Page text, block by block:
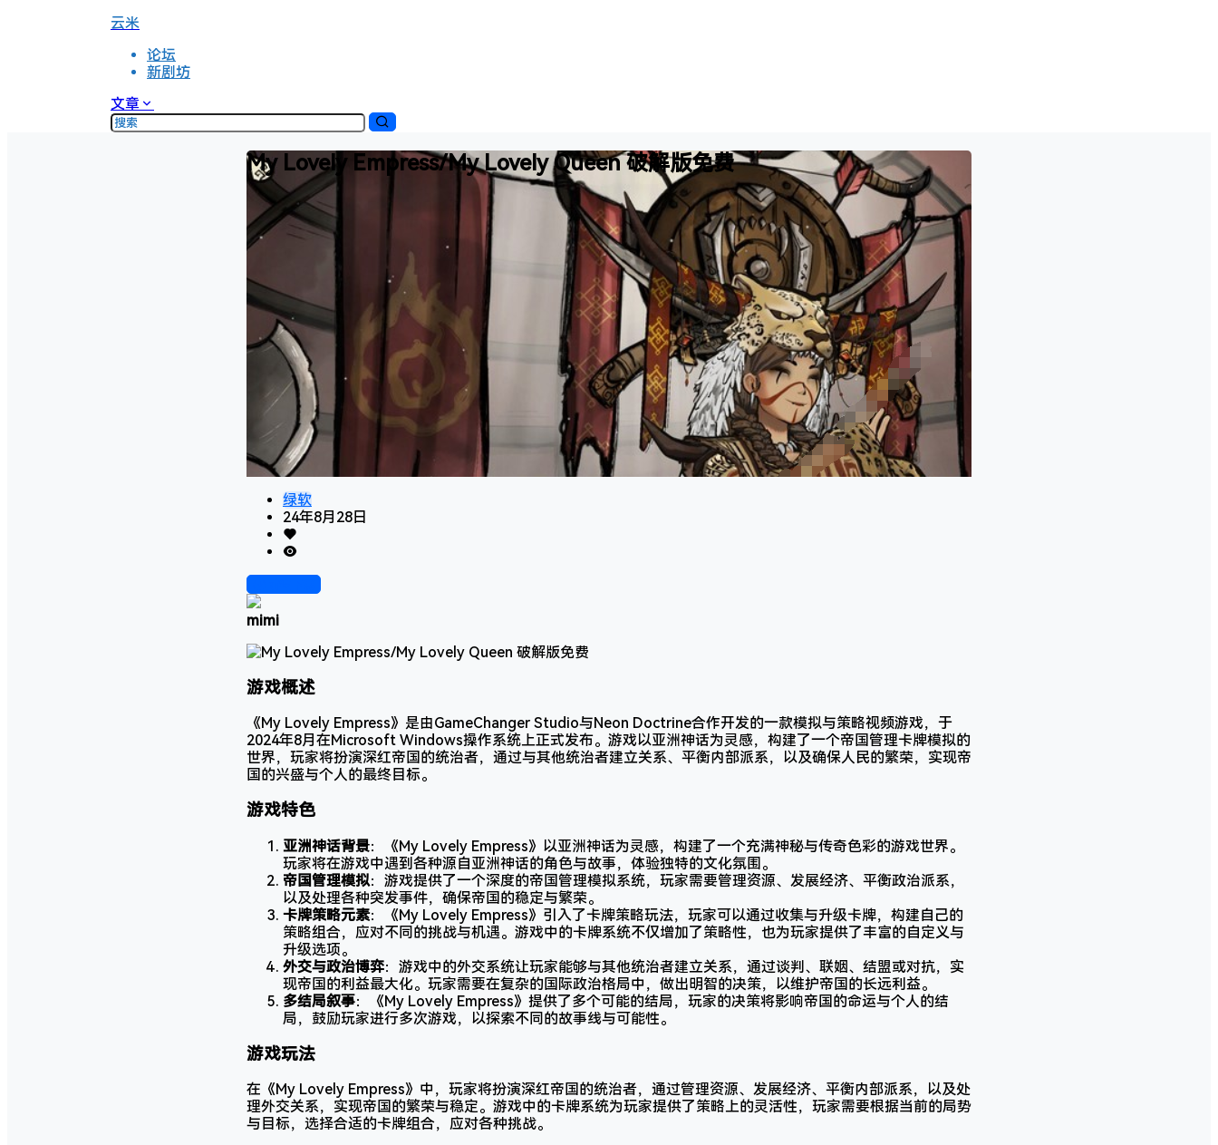
云米
论坛
新剧坊
文章
My Lovely Empress/My Lovely Queen 破解版免费
绿软
24年8月28日
mimi
游戏概述
《My Lovely Empress》是由GameChanger Studio与Neon Doctrine合作开发的一款模拟与策略视频游戏，于
2024年8月在Microsoft Windows操作系统上正式发布。游戏以亚洲神话为灵感，构建了一个帝国管理卡牌模拟的
世界，玩家将扮演深红帝国的统治者，通过与其他统治者建立关系、平衡内部派系，以及确保人民的繁荣，实现帝
国的兴盛与个人的最终目标。
游戏特色
亚洲神话背景：《My Lovely Empress》以亚洲神话为灵感，构建了一个充满神秘与传奇色彩的游戏世界。
玩家将在游戏中遇到各种源自亚洲神话的角色与故事，体验独特的文化氛围。
帝国管理模拟：游戏提供了一个深度的帝国管理模拟系统，玩家需要管理资源、发展经济、平衡政治派系，
以及处理各种突发事件，确保帝国的稳定与繁荣。
卡牌策略元素：《My Lovely Empress》引入了卡牌策略玩法，玩家可以通过收集与升级卡牌，构建自己的
策略组合，应对不同的挑战与机遇。游戏中的卡牌系统不仅增加了策略性，也为玩家提供了丰富的自定义与
升级选项。
外交与政治博弈：游戏中的外交系统让玩家能够与其他统治者建立关系，通过谈判、联姻、结盟或对抗，实
现帝国的利益最大化。玩家需要在复杂的国际政治格局中，做出明智的决策，以维护帝国的长远利益。
多结局叙事：《My Lovely Empress》提供了多个可能的结局，玩家的决策将影响帝国的命运与个人的结
局，鼓励玩家进行多次游戏，以探索不同的故事线与可能性。
游戏玩法
在《My Lovely Empress》中，玩家将扮演深红帝国的统治者，通过管理资源、发展经济、平衡内部派系，以及处
理外交关系，实现帝国的繁荣与稳定。游戏中的卡牌系统为玩家提供了策略上的灵活性，玩家需要根据当前的局势
与目标，选择合适的卡牌组合，应对各种挑战。